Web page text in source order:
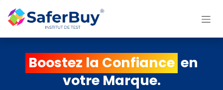
Boostez la Confiance en
votre Marque.